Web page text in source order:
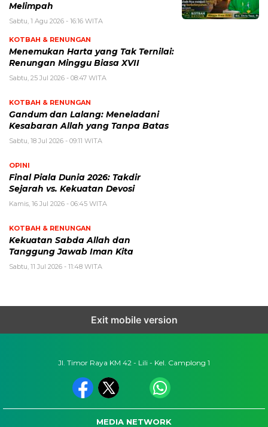
Melimpah
Sabtu, 1 Agu 2026 - 16:16 WITA
KOTBAH & RENUNGAN
Menemukan Harta yang Tak Ternilai:
Renungan Minggu Biasa XVII
Sabtu, 25 Jul 2026 - 08:47 WITA
KOTBAH & RENUNGAN
Gandum dan Lalang: Meneladani
Kesabaran Allah yang Tanpa Batas
Sabtu, 18 Jul 2026 - 09:11 WITA
OPINI
Final Piala Dunia 2026: Takdir
Sejarah vs. Kekuatan Devosi
Kamis, 16 Jul 2026 - 06:45 WITA
KOTBAH & RENUNGAN
Kekuatan Sabda Allah dan
Tanggung Jawab Iman Kita
Sabtu, 11 Jul 2026 - 11:48 WITA
Exit mobile version
Jl. Timor Raya KM 42 - Lili - Kel. Camplong 1
MEDIA NETWORK